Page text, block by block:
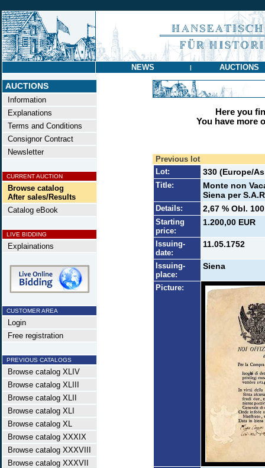
NEWS | AUCTIONS
AUCTIONS
Information
Explanations
Terms and Conditions
Consignor Contract
Newsletter
CURRENT AUCTION
Browse catalog
After sales/Results
Catalog eBook
LIVE BIDDING
Explainations
CUSTOMER AREA
Login
Free registration
PREVIOUS CATALOGS
Browse catalog XLIV
Browse catalog XLIII
Browse catalog XLII
Browse catalog XLI
Browse catalog XL
Browse catalog XXXIX
Browse catalog XXXVIII
Browse catalog XXXVII
Here you
You have more
Previous lot
Lot:
330 (Europe/
Title:
Monte non
Siena per
Details: 2,67 % Obl.
Starting
price:
1.200,00 EUR
Issuing-
date:
11.05.1752
Issuing-
place:
Siena
Picture: